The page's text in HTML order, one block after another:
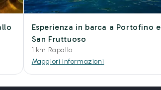
Esperienza in barca a Portofino e
San Fruttuoso
1 km Rapallo
Maggiori informazioni